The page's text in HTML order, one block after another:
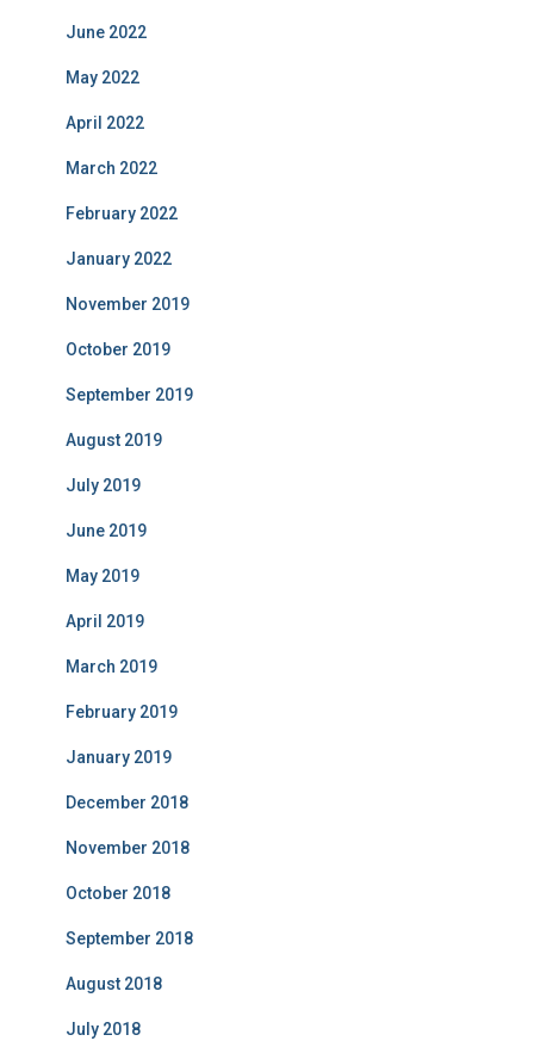
June 2022
May 2022
April 2022
March 2022
February 2022
January 2022
November 2019
October 2019
September 2019
August 2019
July 2019
June 2019
May 2019
April 2019
March 2019
February 2019
January 2019
December 2018
November 2018
October 2018
September 2018
August 2018
July 2018